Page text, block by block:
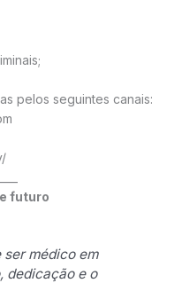
pelos seguintes canais:
futuro
ser médico em
dedicação e o